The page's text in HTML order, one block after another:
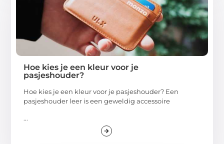
Hoe kies je een kleur voor je
pasjeshouder?
Hoe kies je een kleur voor je pasjeshouder? Een
pasjeshouder leer is een geweldig accessoire
...